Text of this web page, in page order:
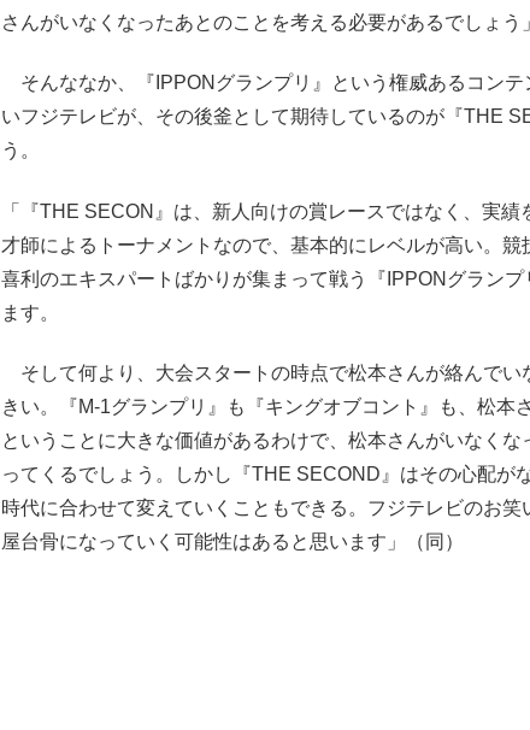
さんがいなくなったあとのことを考える必要があるでしょう
そんななか、『IPPONグランプリ』という権威あるコンテ
いフジテレビが、その後釜として期待しているのが『THE
う。
「『THE SECON』は、新人向けの賞レースではなく、実績
才師によるトーナメントなので、基本的にレベルが高い。競
喜利のエキスパートばかりが集まって戦う『IPPONグランプ
ます。
そして何より、大会スタートの時点で松本さんが絡んでい
きい。『M-1グランプリ』も『キングオブコント』も、松本
ということに大きな価値があるわけで、松本さんがいなくな
ってくるでしょう。しかし『THE SECOND』はその心配が
時代に合わせて変えていくこともできる。フジテレビのお笑
屋台骨になっていく可能性はあると思います」（同）